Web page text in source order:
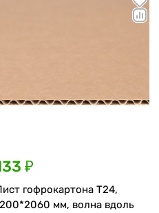
₽
гофрокартона Т24,
мм, волна вдоль